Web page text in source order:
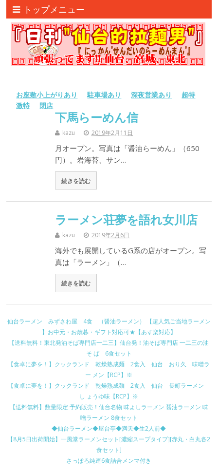
トップメニュー
お座敷小上がりあり 駐車場あり 深夜営業あり
超特
激特
閉店
下馬らーめん信
kazu 2019年2月11日
月オープン。写真は「醤油らーめん」（650
円）。岩海苔、サン…
続きを読む
ラーメン荘夢を語れ女川店
kazu 2019年2月6日
海外でも展開しているG系の店がオープン。写
真は「ラーメン」（…
続きを読む
仙台ラーメン みずさわ屋 4食 （醤油ラーメン） 【超人気ご当地ラーメン
】お中元・お歳暮・ギフト対応可★【あす楽対応】
【送料無料！東北発油そば専門店一二三】仙台発！油そば専門店 一二三の油
そ ば 6食セット
【食卓に夢を！】クックランド 乾燥熟成麺 2食入 仙台 おり久 味噌ラ
ー メン【RCP】※
【食卓に夢を！】クックランド 乾燥熟成麺 2食入 仙台 長町ラーメン
し ょうゆ味【RCP】※
【送料無料】数量限定 予約販売！仙台名物 味よしラーメン 醤油ラーメン 味
噌ラーメン 8食セット
◆仙台ラーメン◆屋台亭◆満天◆生2人前◆
【8月5日出荷開始】一風堂ラーメンセット[濃縮スープタイプ][赤丸・白丸各2
食セット]
さっぽろ純連6食詰合メンマ付き